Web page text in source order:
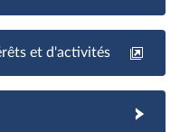
et d'activités